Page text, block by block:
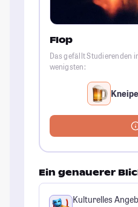
Flop
Das gefällt Studierenden
wenigsten:
Ein genauerer
Kulturelles